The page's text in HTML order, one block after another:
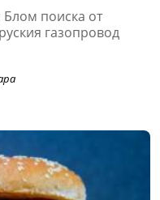
поиска от
газопровод